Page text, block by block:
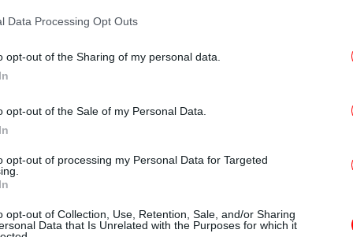
Data Processing Opt Outs
opt-out of the Sharing of my personal data.
opt-out of the Sale of my Personal Data.
opt-out of processing my Personal Data for Targeted
opt-out of Collection, Use, Retention, Sale, and/or Sharing
Data that Is Unrelated with the Purposes for which it
από τη μακρά οικονομική κρίση της
από την επενδυτική ανάπτυξη, να
τα σπίτια τους στους τουρίστες
την αγορά κατοικίας.
τις λεγόμενες χρυσές βίζες της
που πλήττονται από την κρίση, όπως η
χρησιμοποιήσει εδώ και χρόνια για να
σε μια προσπάθεια να αναζωπυρώσουν
ευρώ για ένα σπίτι στην Ελλάδα
βίζα.